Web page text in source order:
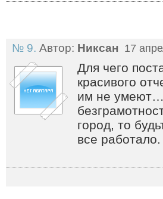
№ 9. Автор: Никсан 17
Для чего
красивого
им не
город, то
все работало.